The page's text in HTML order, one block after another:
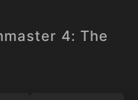
4: The